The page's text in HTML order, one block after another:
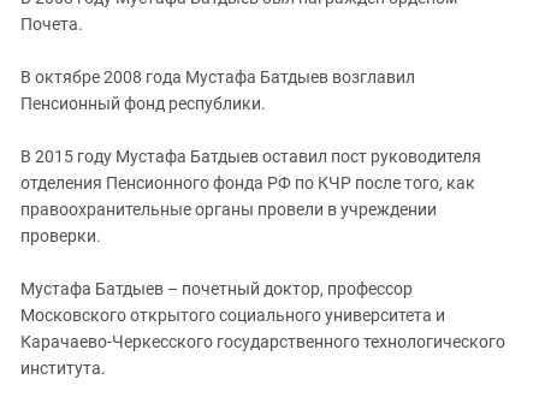
Почета.
В октябре 2008 года Мустафа Батдыев возглавил
Пенсионный фонд республики.
В 2015 году Мустафа Батдыев оставил пост руководителя
отделения Пенсионного фонда РФ по КЧР после того, как
правоохранительные органы провели в учреждении
проверки.
Мустафа Батдыев – почетный доктор, профессор
Московского открытого социального университета и
Карачаево-Черкесского государственного технологического
института.